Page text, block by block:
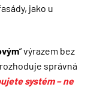
jako u
“ výrazem bez
správná
systém – ne